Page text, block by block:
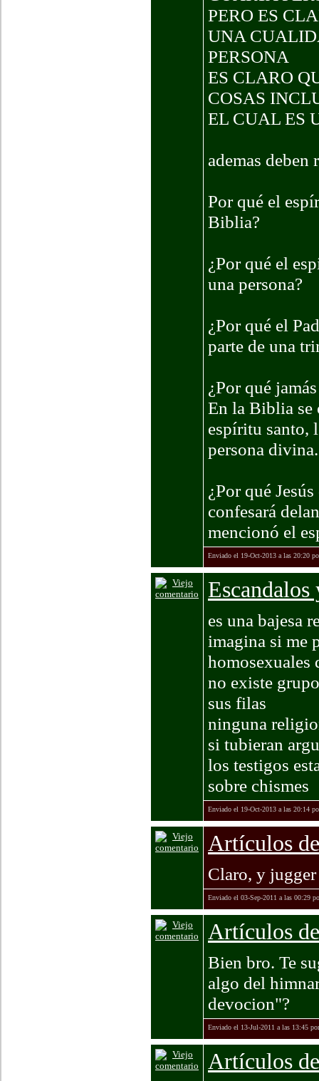
PERO ES
UNA
PERSONA
ES CLARO
COSAS
EL CUAL ES
ademas deben
Por qué el
Biblia?
¿Por qué el
una persona?
¿Por qué el
parte de una
¿Por qué
En la Biblia se
espíritu santo,
persona divina.
¿Por qué
confesará
mencionó el
Enviado el 19-Oct-2013 a las 20:20
Escandalos
es una bajesa
imagina si me
homosexuales
no existe
sus filas
ninguna
si tubieran
los testigos
sobre chismes
Enviado el 19-Oct-2013 a las 20:14
Artículos
Claro, y
Enviado el 03-Sep-2011 a las 00:29
Artículos
Bien bro. Te
algo del
devocion"?
Enviado el 13-Jul-2011 a las 13:45
Artículos